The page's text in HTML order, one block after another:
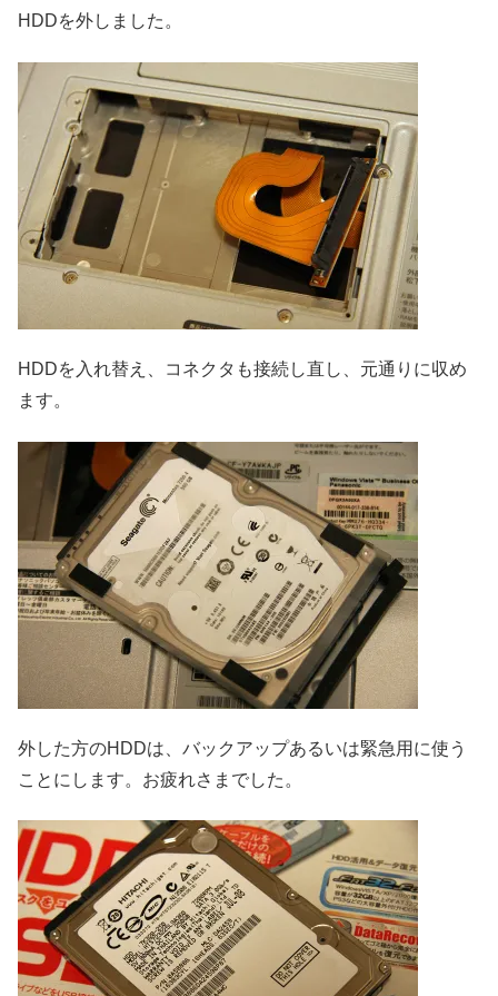
HDDを外しました。
HDDを入れ替え、コネクタも接続し直し、元通りに収め
ます。
外した方のHDDは、バックアップあるいは緊急用に使う
ことにします。お疲れさまでした。